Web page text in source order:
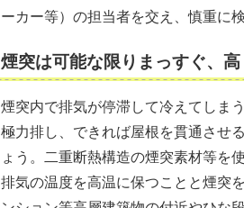
ーカー等）の担当者を交え、慎重に
煙突は可能な限りまっすぐ、
煙突内で排気が停滞して冷えてしま
極力排し、できれば屋根を貫通させ
ょう。二重断熱構造の煙突素材等を
排気の温度を高温に保つことと煙突